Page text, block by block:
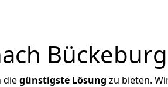
Bückeburg
diegünstigste Lösung zu bieten.